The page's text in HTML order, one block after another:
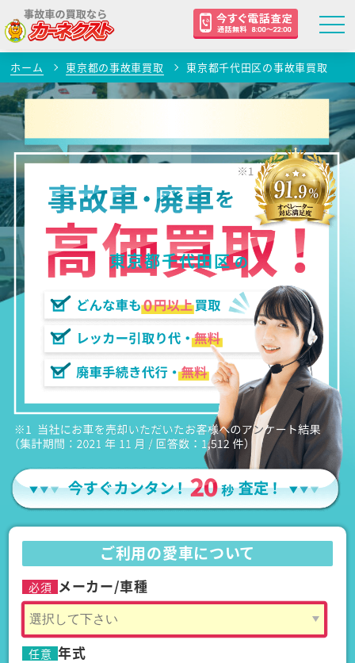
ホーム 東京都の事故車買取 東京都千代田区の事故車買取
東京都千代田区の
ご利用の愛車について
必須 メーカー/車種
任意 年式